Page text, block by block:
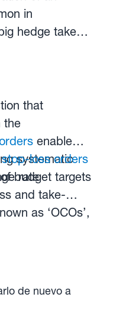
rate
in
hedge taken
in credit
or
that
the
enable
systematic
budget targets
stop-loss orders
rate
and take-
as ‘OCOs’,
de nuevo a